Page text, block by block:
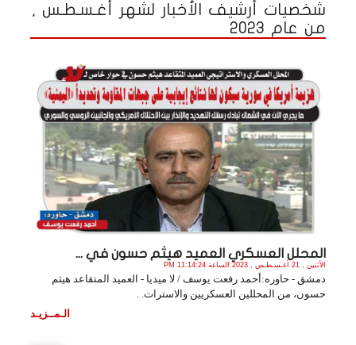
شخصيات أرشيف الأخبار لشهر أغـسـطـس ,
من عام 2023
المحلل العسكري العميد هيثم حسون في ...
الأثنين , 21 أغـسـطـس , 2023 الساعة 11:14:24 PM
دمشق - حاوره:أحمد رفعت يوسف / لا ميديا - العميد المتقاعد هيثم
حسون، من المحللين العسكريين والاسترات. .
الـمــزيـد